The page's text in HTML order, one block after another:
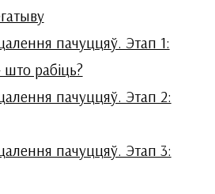
пачуццяў. Этап 1:
рабіць?
пачуццяў. Этап 2:
пачуццяў. Этап 3: